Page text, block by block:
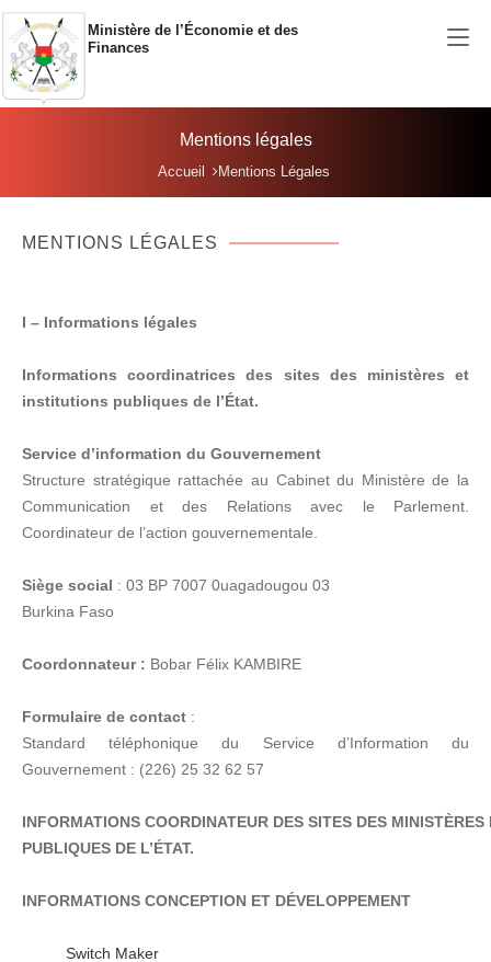
Aller au contenu principal
Ministère de l’Économie et des
Finances
Mentions légales
Accueil Mentions Légales
MENTIONS LÉGALES
I – Informations légales
Informations coordinatrices des sites des ministères et
institutions publiques de l’État.
Service d’information du Gouvernement
Structure stratégique rattachée au Cabinet du Ministère de la
Communication et des Relations avec le Parlement.
Coordinateur de l’action gouvernementale.
Siège social : 03 BP 7007 0uagadougou 03
Burkina Faso
Coordonnateur : Bobar Félix KAMBIRE
Formulaire de contact :
Standard téléphonique du Service d’Information du
Gouvernement : (226) 25 32 62 57
INFORMATIONS COORDINATEUR DES SITES DES
PUBLIQUES DE L’ÉTAT.
INFORMATIONS CONCEPTION ET DÉVELOPPEMENT
Switch Maker